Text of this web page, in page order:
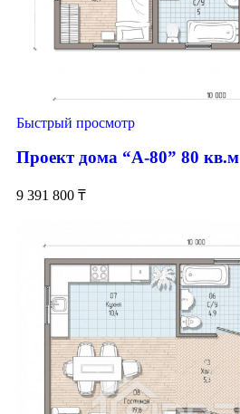
Быстрый просмотр
Проект дома “А-80” 80 кв.м
9 391 800 ₸